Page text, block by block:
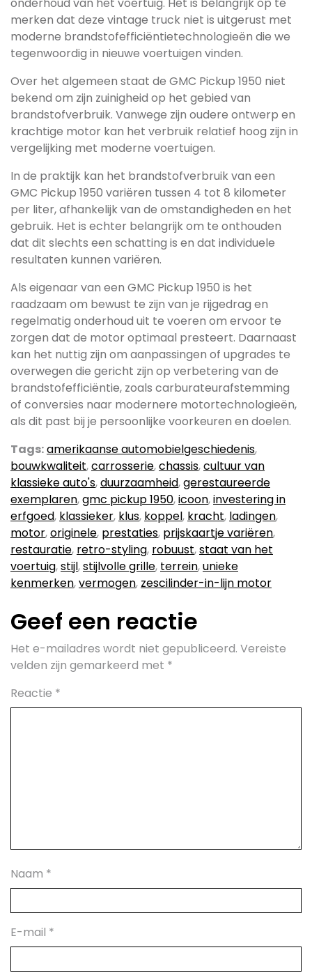
merken dat deze vintage truck niet is uitgerust met
moderne brandstofefficiëntietechnologieën die we
tegenwoordig in nieuwe voertuigen vinden.
Over het algemeen staat de GMC Pickup 1950 niet
bekend om zijn zuinigheid op het gebied van
brandstofverbruik. Vanwege zijn oudere ontwerp en
krachtige motor kan het verbruik relatief hoog zijn in
vergelijking met moderne voertuigen.
In de praktijk kan het brandstofverbruik van een
GMC Pickup 1950 variëren tussen 4 tot 8 kilometer
per liter, afhankelijk van de omstandigheden en het
gebruik. Het is echter belangrijk om te onthouden
dat dit slechts een schatting is en dat individuele
resultaten kunnen variëren.
Als eigenaar van een GMC Pickup 1950 is het
raadzaam om bewust te zijn van je rijgedrag en
regelmatig onderhoud uit te voeren om ervoor te
zorgen dat de motor optimaal presteert. Daarnaast
kan het nuttig zijn om aanpassingen of upgrades te
overwegen die gericht zijn op verbetering van de
brandstofefficiëntie, zoals carburateurafstemming
of conversies naar modernere motortechnologieën,
als dit past bij je persoonlijke voorkeuren en doelen.
Tags:amerikaanse automobielgeschiedenis,
bouwkwaliteit,carrosserie,chassis,cultuur van
klassieke auto's,duurzaamheid,gerestaureerde
exemplaren,gmc pickup 1950,icoon,investering in
erfgoed, klassieker, klus, koppel, kracht, ladingen,
motor,originele, prestaties, prijskaartje variëren,
restauratie, retro-styling, robuust,staat van het
voertuig,stijl,stijlvolle grille, terrein,unieke
kenmerken,vermogen, zescilinder-in-lijn motor
Geef een reactie
Het e-mailadres wordt niet gepubliceerd. Vereiste
velden zijn gemarkeerd met *
Reactie *
Naam *
E-mail *